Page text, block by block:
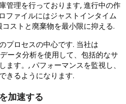
管理を行っております, 進行中の作
ファイルにはジャストインタイム
ストと廃棄物を最小限に抑える.
プロセスの中心です. 当社は
ータ分析を使用して、包括的なサ
ます。, パフォーマンスを監視し、
き​​るようになります.
加速する